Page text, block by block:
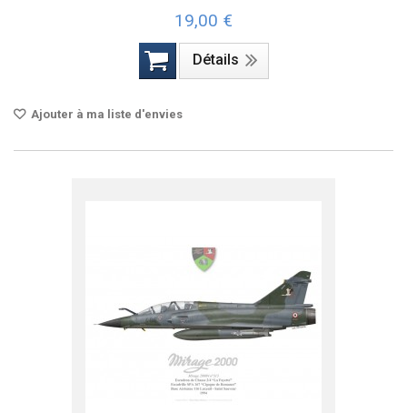
19,00 €
Détails
Ajouter à ma liste d'envies